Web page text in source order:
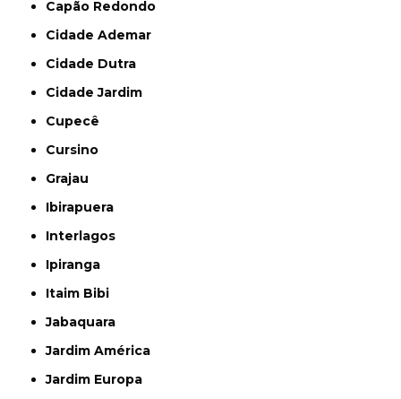
Capão Redondo
Cidade Ademar
Cidade Dutra
Cidade Jardim
Cupecê
Cursino
Grajau
Ibirapuera
Interlagos
Ipiranga
Itaim Bibi
Jabaquara
Jardim América
Jardim Europa